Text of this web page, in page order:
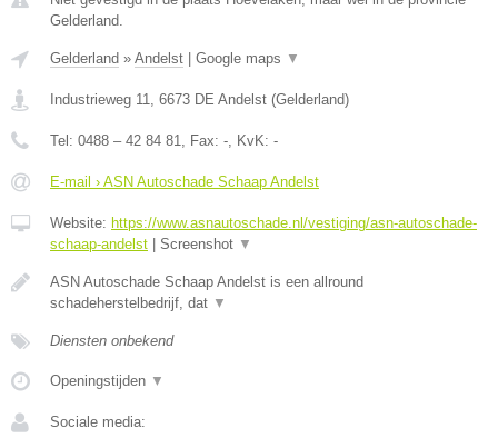
Gelderland.
Gelderland » Andelst Google maps ▼
Industrieweg 11 6673 DE Andelst (Gelderland)
Tel: 0488 – 42 84 81 , Fax: - , KvK: -
E-mail › ASN Autoschade Schaap Andelst
Website: https://www.asnautoschade.nl/vestiging/asn-autoschade-
schaap-andelst
Screenshot ▼
ASN Autoschade Schaap Andelst is een allround
schadeherstelbedrijf, dat ▼
Diensten onbekend
Openingstijden ▼
Sociale media: